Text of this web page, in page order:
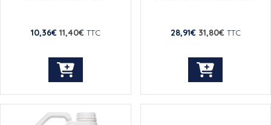
10,36€ 11,40€ TTC 28,91€ 31,80€ TTC